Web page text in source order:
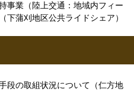
業（陸上交通：地域内フィー
下蒲刈地区公共ライドシェア）
段の取組状況について（仁方地